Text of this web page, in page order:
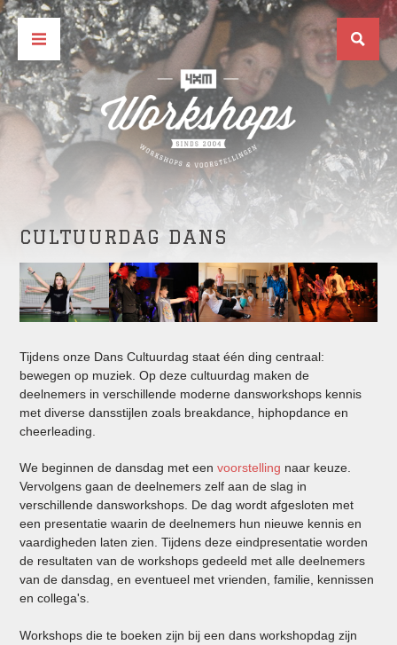
CULTUURDAG DANS
Tijdens onze Dans Cultuurdag staat één ding centraal:
bewegen op muziek. Op deze cultuurdag maken de
deelnemers in verschillende moderne dansworkshops kennis
met diverse dansstijlen zoals breakdance, hiphopdance en
cheerleading.
We beginnen de dansdag met eenvoorstelling naar keuze.
Vervolgens gaan de deelnemers zelf aan de slag in
verschillende dansworkshops. De dag wordt afgesloten met
een presentatie waarin de deelnemers hun nieuwe kennis en
vaardigheden laten zien. Tijdens deze eindpresentatie worden
de resultaten van de workshops gedeeld met alle deelnemers
van de dansdag, en eventueel met vrienden, familie, kennissen
en collega's.
Workshops die te boeken zijn bij een dans workshopdag zijn